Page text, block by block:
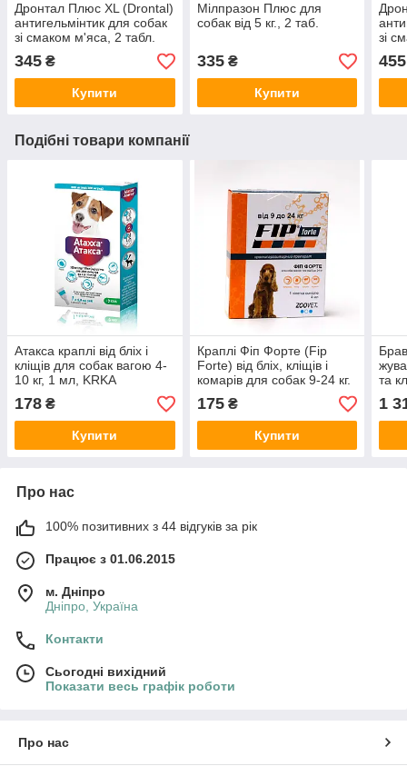
Дронтал Плюс XL (Drontal)
антигельмінтик для собак
зі смаком м'яса, 2 табл.
345 ₴
Купити
Мілпразон Плюс для
собак від 5 кг., 2 таб.
335₴
Купити
зі
455
Подібні товари компанії
Атакса краплі від бліх і
кліщів для собак вагою 4-
10 кг, 1 мл, KRKA
178 ₴
Купити
Краплі Фіп Форте (Fip
Forte) від бліх, кліщів і
комарів для собак 9-24 кг.
175₴
Купити
та
1
Про нас
100% позитивних з 44 відгуків за рік
Працює з 01.06.2015
м. Дніпро
Дніпро, Україна
Контакти
Сьогодні вихідний
Показати весь графік роботи
Про нас